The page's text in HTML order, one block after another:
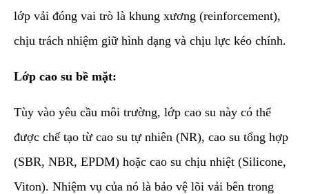
lớp vải đóng vai trò là khung xương (reinforcement),
chịu trách nhiệm giữ hình dạng và chịu lực kéo chính.
Lớp cao su bề mặt:
Tùy vào yêu cầu môi trường, lớp cao su này có thể
được chế tạo từ cao su tự nhiên (NR), cao su tổng hợp
(SBR, NBR, EPDM) hoặc cao su chịu nhiệt (Silicone,
Viton). Nhiệm vụ của nó là bảo vệ lõi vải bên trong